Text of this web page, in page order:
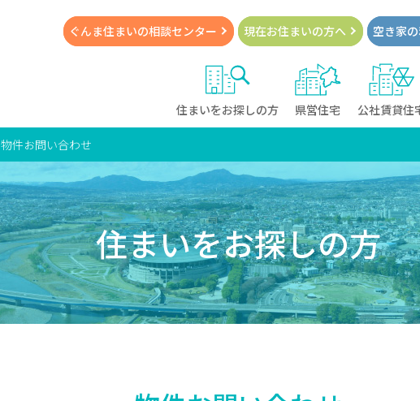
住まいをお探しの方 県営住宅 公社賃貸住
ぐんま住まいの相談センター 現在お住まいの方へ 空き家の
物件お問い合わせ
住まいをお探しの方